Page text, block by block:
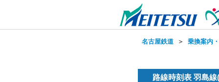
名古屋鉄道 ＞ 乗換案内
路線時刻表 羽島